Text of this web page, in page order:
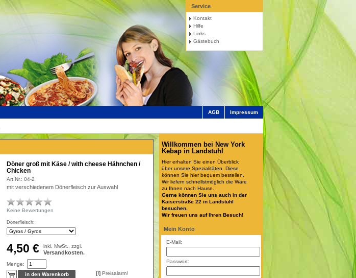
Service
Kontakt
Hilfe
Links
Gästebuch
AGB Impressum
Willkommen bei New York
Kebap in Landstuhl
Hier erhalten Sie einen Überblick
über unsere Spezialitäten. Diese
können Sie hier bequem bestellen.
Wir liefern schnellstmöglich die Ware
zu Ihnen nach Hause.
Gerne können Sie uns auch in der
Kaiserstraße 22 in Landstuhl
besuchen.
Wir freuen uns auf Ihren Besuch!
Mein Konto
E-Mail:
Passwort:
Döner groß mit Käse / with cheese Hähnchen /
Chicken
Art.Nr.: 04-2
mit verschiedenem Dönerfleisch zur Auswahl
Keine Bewertungen
Dönerfleisch:
4,50 € inkl. MwSt., zzgl.
Versandkosten.
Menge:
[!] Preisalarm!